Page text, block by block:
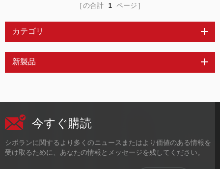
の合計 1 ページ
カテゴリ
新製品
今すぐ購読
シボランに関するより多くのニュースまたはより価値のある情報を
受け取るために、あなたの情報とメッセージを残してください。